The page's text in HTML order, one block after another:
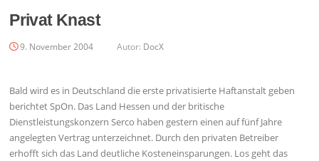
Privat Knast
9. November 2004 Autor: DocX
Bald wird es in Deutschland die erste privatisierte Haftanstalt geben
berichtet SpOn. Das Land Hessen und der britische
Dienstleistungskonzern Serco haben gestern einen auf fünf Jahre
angelegten Vertrag unterzeichnet. Durch den privaten Betreiber
erhofft sich das Land deutliche Kosteneinsparungen. Los geht das